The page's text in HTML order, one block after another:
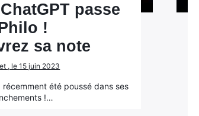
passe
!
sa note
, le 15 juin 2023
récemment été poussé dans ses
!…